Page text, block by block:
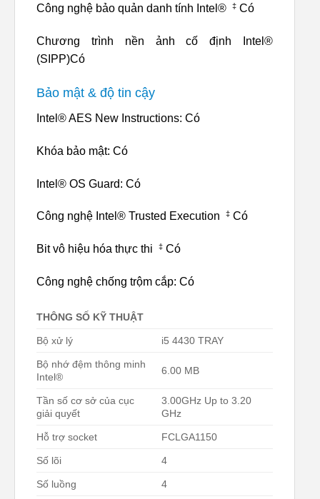
Công nghệ bảo quản danh tính Intel® ‡ Có
Chương trình nền ảnh cố định Intel®
(SIPP)Có
Bảo mật & độ tin cậy
Intel® AES New Instructions: Có
Khóa bảo mật: Có
Intel® OS Guard: Có
Công nghệ Intel® Trusted Execution ‡ Có
Bit vô hiệu hóa thực thi ‡ Có
Công nghệ chống trộm cắp: Có
THÔNG SỐ KỸ THUẬT
Bộ xử lý i5 4430 TRAY
Bộ nhớ đệm thông minh
Intel®
6.00 MB
Tần số cơ sở của cục
giải quyết
3.00GHz Up to 3.20
GHz
Hỗ trợ socket FCLGA1150
Số lõi 4
Số luồng 4